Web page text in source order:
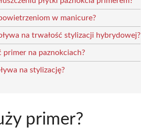
w manicure?
na trwałość stylizacji hybrydowej?
na paznokciach?
na stylizację?
primer?